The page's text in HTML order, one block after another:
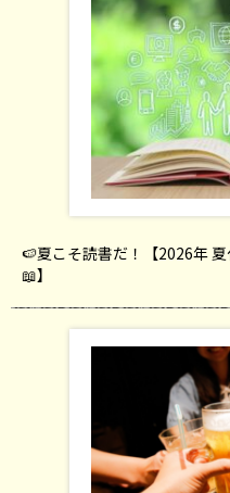
🍉夏こそ読書だ！【2026年
📖】